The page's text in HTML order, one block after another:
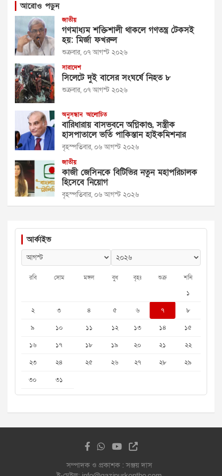
আরোও পড়ুন
জাতীয়
গণমাধ্যম শক্তিশালী থাকলে গণতন্ত্র টেকসই
হয়: মির্জা ফখরুল
শুক্রবার, ০৭ আগস্ট ২০২৬
সারাদেশ
সিলেটে দুই বাসের সংঘর্ষে নিহত ৮
শুক্রবার, ০৭ আগস্ট ২০২৬
অনুসন্ধান আলোচিত
বারিধারায় বাসভবনে অগ্নিকাণ্ড, সস্ত্রীক
হাসপাতালে ভর্তি পাকিস্তান হাইকমিশনার
বৃহস্পতিবার, ০৬ আগস্ট ২০২৬
জাতীয়
কাজী জেসিনকে বিটিভির নতুন মহাপরিচালক
হিসেবে নিয়োগ
বৃহস্পতিবার, ০৬ আগস্ট ২০২৬
আর্কাইভ
রবি সোম মঙ্গল বুধ বৃহঃ শুক্র শনি
১
২
৩ ৪ ৫ ৬ ৭
৮
৯
১০ ১১ ১২ ১৩ ১৪
১৫
১৬
১৭ ১৮ ১৯ ২০ ২১
২২
২৩
২৪ ২৫ ২৬ ২৭ ২৮
২৯
৩০
৩১
সম্পাদক ও প্রকাশক : সঞ্জয় দাস